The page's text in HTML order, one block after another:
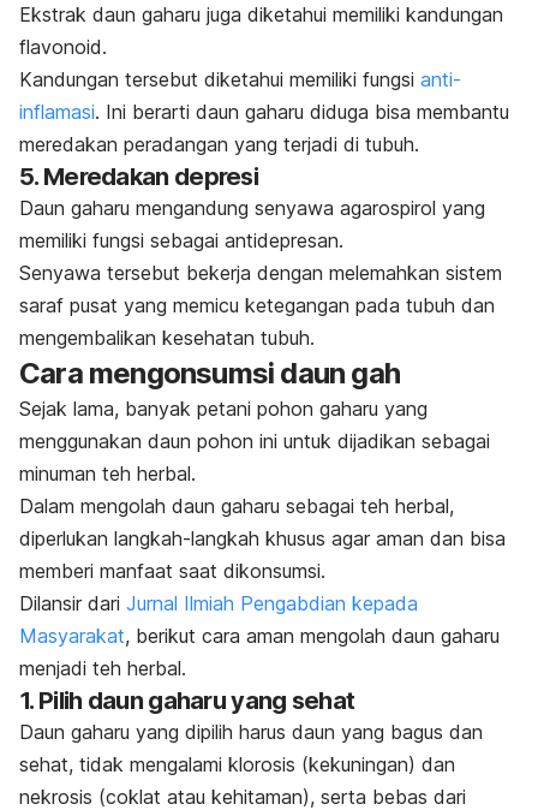
Ekstrak daun gaharu juga diketahui memiliki kandungan
flavonoid.
Kandungan tersebut diketahui memiliki fungsi anti-
inflamasi. Ini berarti daun gaharu diduga bisa membantu
meredakan peradangan yang terjadi di tubuh.
5. Meredakan depresi
Daun gaharu mengandung senyawa agarospirol yang
memiliki fungsi sebagai antidepresan.
Senyawa tersebut bekerja dengan melemahkan sistem
saraf pusat yang memicu ketegangan pada tubuh dan
mengembalikan kesehatan tubuh.
Cara mengonsumsi daun gah
Sejak lama, banyak petani pohon gaharu yang
menggunakan daun pohon ini untuk dijadikan sebagai
minuman teh herbal.
Dalam mengolah daun gaharu sebagai teh herbal,
diperlukan langkah-langkah khusus agar aman dan bisa
memberi manfaat saat dikonsumsi.
Dilansir dari Jurnal Ilmiah Pengabdian kepada
Masyarakat, berikut cara aman mengolah daun gaharu
menjadi teh herbal.
1. Pilih daun gaharu yang sehat
Daun gaharu yang dipilih harus daun yang bagus dan
sehat, tidak mengalami klorosis (kekuningan) dan
nekrosis (coklat atau kehitaman), serta bebas dari